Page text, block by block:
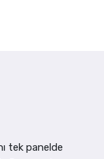
tek panelde